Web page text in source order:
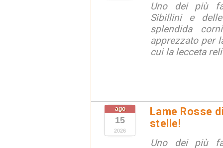
Uno dei più
Sibillini e
splendida
apprezzato per
cui la lecceta
ago
15
2026
Lame Rosse
stelle!
Uno dei più